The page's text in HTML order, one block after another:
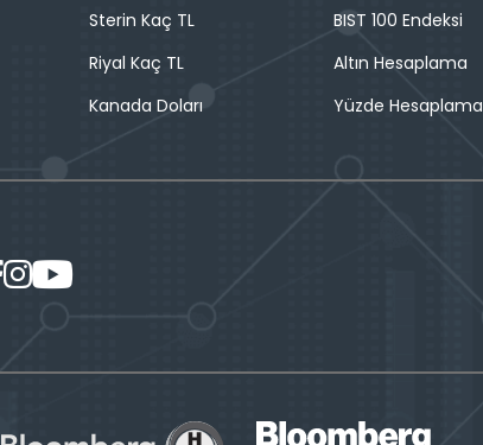
Sterin Kaç TL
Riyal Kaç TL
Kanada Doları
BIST 100 Endeksi
Altın Hesaplama
Yüzde Hesaplama